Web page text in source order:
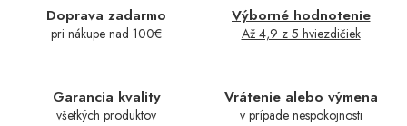
Doprava zadarmo
pri nákupe nad 100€
Výborné hodnotenie
Až 4,9 z 5 hviezdičiek
Garancia kvality
všetkých produktov
Vrátenie alebo výmena
v prípade nespokojnosti